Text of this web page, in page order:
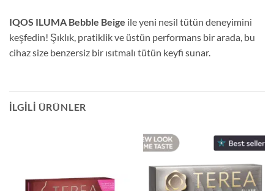
IQOS ILUMA Bebble Beige ile yeni nesil tütün deneyimini
keşfedin! Şıklık, pratiklik ve üstün performans bir arada, bu
cihaz size benzersiz bir ısıtmalı tütün keyfi sunar.
İLGILI ÜRÜNLER